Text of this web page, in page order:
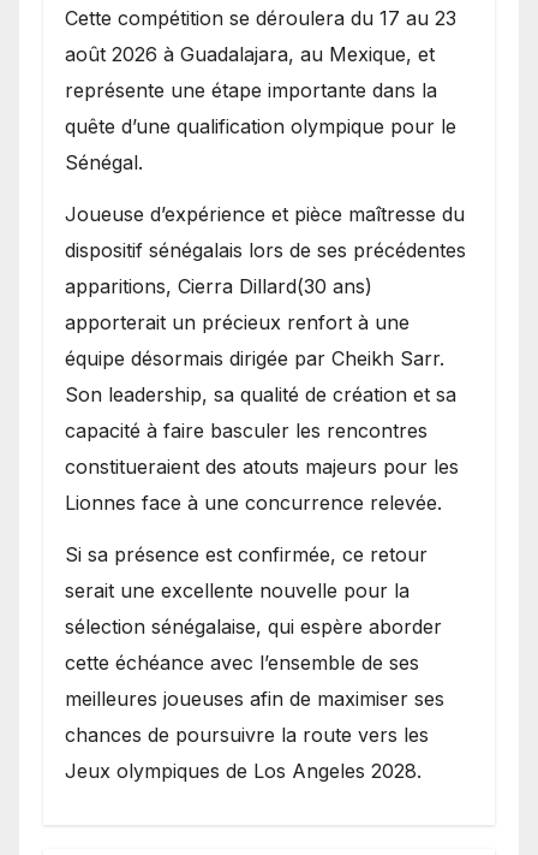
Cette compétition se déroulera du 17 au 23
août 2026 à Guadalajara, au Mexique, et
représente une étape importante dans la
quête d’une qualification olympique pour le
Sénégal.
Joueuse d’expérience et pièce maîtresse du
dispositif sénégalais lors de ses précédentes
apparitions, Cierra Dillard(30 ans)
apporterait un précieux renfort à une
équipe désormais dirigée par Cheikh Sarr.
Son leadership, sa qualité de création et sa
capacité à faire basculer les rencontres
constitueraient des atouts majeurs pour les
Lionnes face à une concurrence relevée.
Si sa présence est confirmée, ce retour
serait une excellente nouvelle pour la
sélection sénégalaise, qui espère aborder
cette échéance avec l’ensemble de ses
meilleures joueuses afin de maximiser ses
chances de poursuivre la route vers les
Jeux olympiques de Los Angeles 2028.